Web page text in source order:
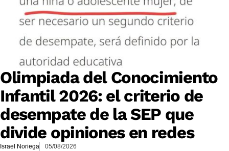
Olimpiada del Conocimiento
Infantil 2026: el criterio de
desempate de la SEP que
divide opiniones en redes
Israel Noriega 05/08/2026